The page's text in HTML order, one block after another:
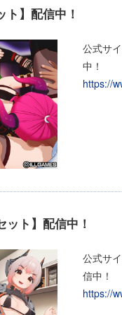
】配信中！
公式サ
中！
https://
ト】配信中！
公式サ
信中！
https://